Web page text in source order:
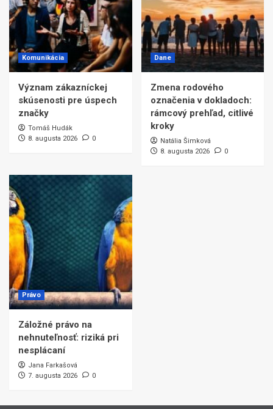
Komunikácia
Význam zákazníckej
skúsenosti pre úspech
značky
Tomáš Hudák
8. augusta 2026
0
Dane
Zmena rodového
označenia v dokladoch:
rámcový prehľad, citlivé
kroky
Natália Šimková
8. augusta 2026
0
Právo
Záložné právo na
nehnuteľnosť: riziká pri
nesplácaní
Jana Farkašová
7. augusta 2026
0